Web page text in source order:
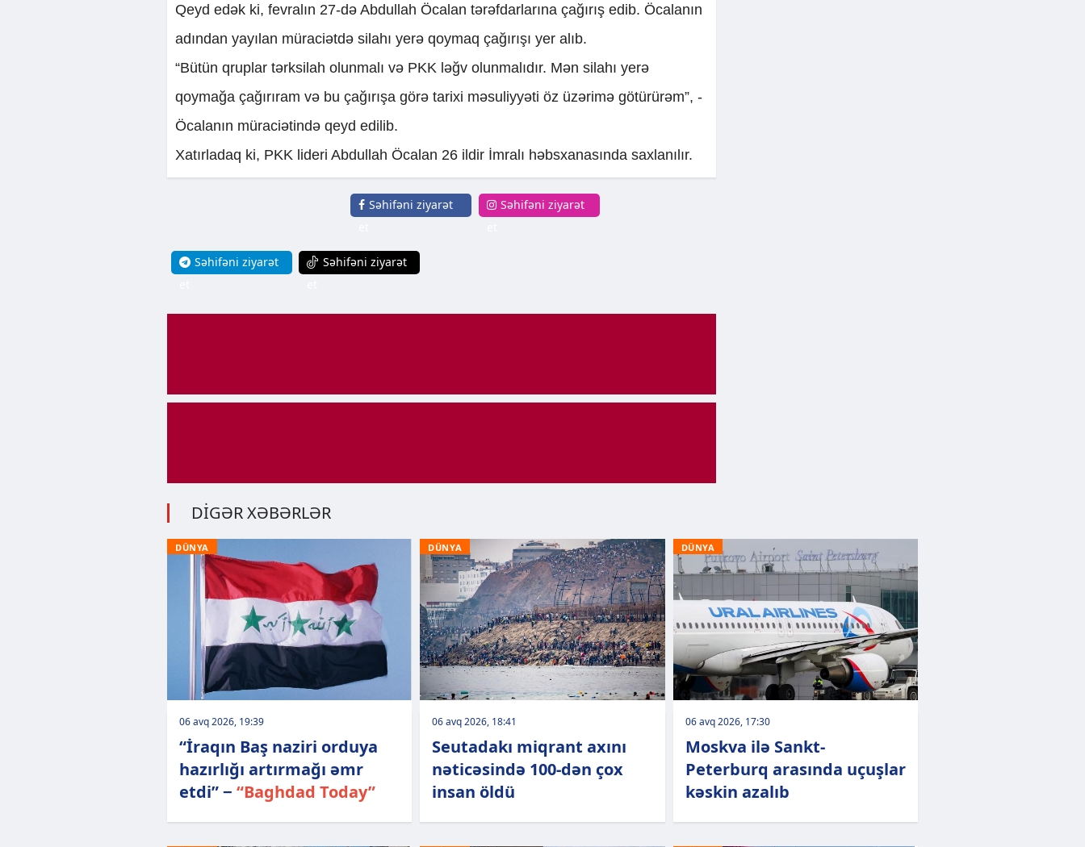
Qeyd edək ki, fevralın 27-də Abdullah Öcalan tərəfdarlarına çağırış edib. Öcalanın
adından yayılan müraciətdə silahı yerə qoymaq çağırışı yer alıb.
“Bütün qruplar tərksilah olunmalı və PKK ləğv olunmalıdır. Mən silahı yerə
qoymağa çağırıram və bu çağırışa görə tarixi məsuliyyəti öz üzərimə götürürəm”, -
Öcalanın müraciətində qeyd edilib.
Xatırladaq ki, PKK lideri Abdullah Öcalan 26 ildir İmralı həbsxanasında saxlanılır.
Səhifəni ziyarət
Səhifəni ziyarət
Səhifəni ziyarət
Səhifəni ziyarət
DİGƏR XƏBƏRLƏR
DÜNYA
06 avq 2026, 19:39
“İraqın Baş naziri orduya
hazırlığı artırmağı əmr
etdi” − “Baghdad Today”
DÜNYA
06 avq 2026, 18:41
Seutadakı miqrant axını
nəticəsində 100-dən çox
insan öldü
DÜNYA
06 avq 2026, 17:30
Moskva ilə Sankt-
Peterburq arasında uçuşlar
kəskin azalıb